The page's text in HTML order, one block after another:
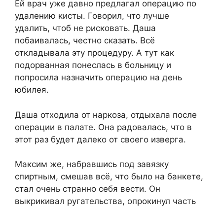
Ей врач уже давно предлагал операцию по
удалению кисты. Говорил, что лучше
удалить, чтоб не рисковать. Даша
побаивалась, честно сказать. Всё
откладывала эту процедуру. А тут как
подорванная понеслась в больницу и
попросила назначить операцию на день
юбилея.
Даша отходила от наркоза, отдыхала после
операции в палате. Она радовалась, что в
этот раз будет далеко от своего изверга.
Максим же, набравшись под завязку
спиртным, смешав всё, что было на банкете,
стал очень странно себя вести. Он
выкрикивал ругательства, опрокинул часть